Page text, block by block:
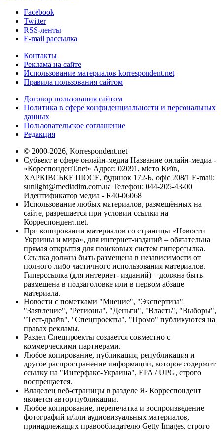
Facebook
Twitter
RSS-ленты
E-mail рассылка
Контакты
Реклама на сайте
Использование материалов korrespondent.net
Правила пользования сайтом
Договор пользования сайтом
Политика в сфере конфиденциальности и персональных
данных
Пользовательское соглашение
Редакция
© 2000-2026, Korrespondent.net
Субъект в сфере онлайн-медиа Название онлайн-медиа -
«КореспонденТ.net» Адрес: 02091, місто Київ,
ХАРКІВСЬКЕ ШОСЕ, будинок 172-Б, офіс 208/1 E-mail:
sunlight@mediadim.com.ua Телефон: 044-205-43-00
Идентификатор медиа - R40-06068
Использование любых материалов, размещённых на
сайте, разрешается при условии ссылки на
Корреспондент.net.
При копировании материалов со страницы «Новости
Украины и мира», для интернет-изданий – обязательна
прямая открытая для поисковых систем гиперссылка.
Ссылка должна быть размещена в независимости от
полного либо частичного использования материалов.
Гиперссылка (для интернет- изданий) – должна быть
размещена в подзаголовке или в первом абзаце
материала.
Новости с пометками "Мнение", "Экспертиза",
"Заявление", "Регионы", "Деньги", "Власть", "Выборы",
"Тест-драйв", "Спецпроекты", "Промо" публикуются на
правах рекламы.
Раздел Спецпроекты создается совместно с
коммерческими партнерами.
Любое копирование, публикация, републикация и
другое распространение информации, которое содержит
ссылку на "Интерфакс-Украина", EPA / UPG, строго
воспрещается.
Владелец веб-страницы в разделе Я- Корреспондент
является автор публикации.
Любое копирование, перепечатка и воспроизведение
фотографий и/или аудиовизуальных материалов,
принадлежащих правообладателю Getty Images, строго